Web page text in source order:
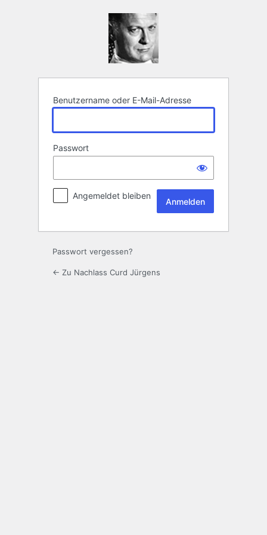
Benutzername oder E-Mail-Adresse
Passwort
Angemeldet bleiben
Passwort vergessen?
← Zu Nachlass Curd Jürgens